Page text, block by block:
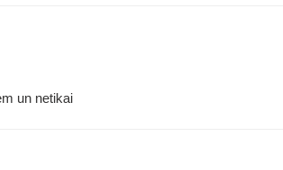
un netikai